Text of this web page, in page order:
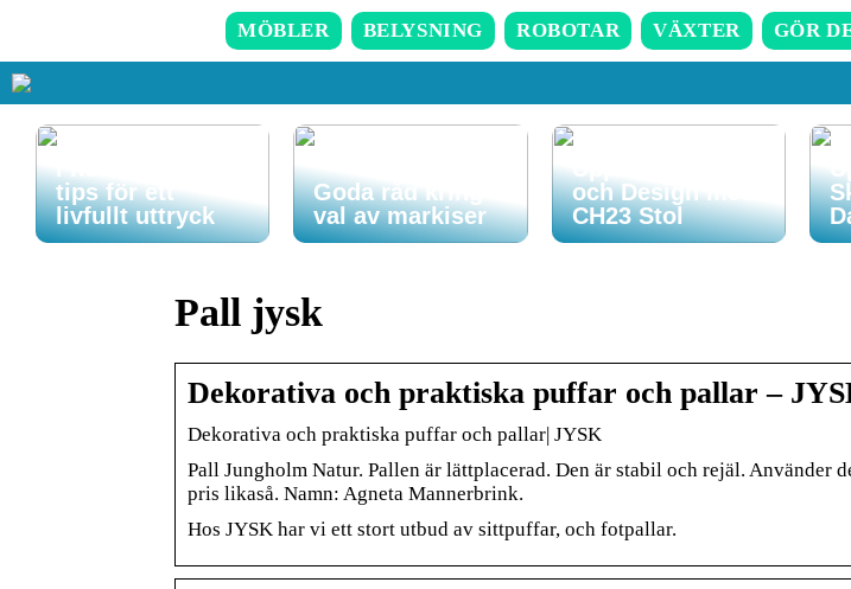
MÖBLER BELYSNING ROBOTAR VÄXTER GÖR
Så får du in färg
i hemmet – enkla
tips för ett
livfullt uttryck
Goda råd kring
val av markiser
Upplev Komfort
och Design med
CH23 Stol
Pall jysk
Dekorativa och praktiska puffar och pallar –
Dekorativa och praktiska puffar och pallar| JYSK
Pall Jungholm Natur. Pallen är lättplacerad. Den är stabil och rejäl. Använder
pris likaså. Namn: Agneta Mannerbrink.
Hos JYSK har vi ett stort utbud av sittpuffar, och fotpallar.